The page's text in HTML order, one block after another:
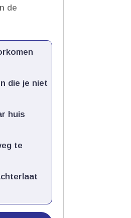
de
die je niet
huis
te